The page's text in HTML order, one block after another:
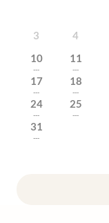
3
4
10
---
11
---
17
---
18
---
24
---
25
---
31
---